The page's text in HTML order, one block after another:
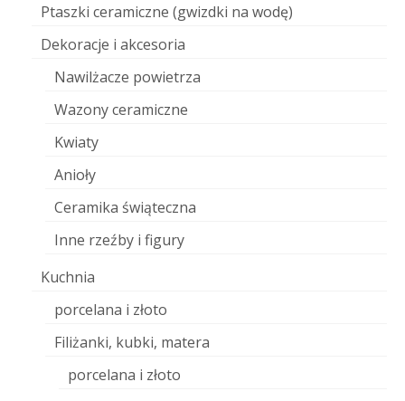
Ptaszki ceramiczne (gwizdki na wodę)
Dekoracje i akcesoria
Nawilżacze powietrza
Wazony ceramiczne
Kwiaty
Anioły
Ceramika świąteczna
Inne rzeźby i figury
Kuchnia
porcelana i złoto
Filiżanki, kubki, matera
porcelana i złoto